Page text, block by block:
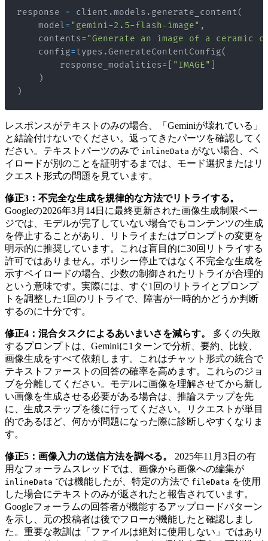
response = client .models . generate_content(
    model
= "gemini-2.5-flash-image" ,
    contents
= "Generate an image of a
    config
=types .GenerateContentConfig(
        response_modalities
= "IMAGE"
)
)
レスポンスがテキストのみの場合、「Geminiが壊れている」
と結論付けないでください。返ってきたパーツを確認してく
ださい。テキストパーツのみで inlineData がない場合、ペ
イロードが別のことを証明するまでは、モード選択またはリ
クエスト形式の問題を見ています。
修正3：不完全な生成を規律的な方法でリトライする。
Googleの2026年3月14日に最終更新された画像生成制限ペー
ジでは、モデルが完了していない場合でもコンテンツの生成
を停止することがあり、リトライまたはプロンプトの変更を
明示的に推奨しています。これは盲目的に30回リトライする
許可ではありません。ポリシー停止ではなく不完全な生成を
示すペイロードの場合、少数の制御されたリトライが合理的
という意味です。実際には、すぐ1回のリトライとプロンプ
トを調整した1回のリトライで、障害が一時的かどうか判断
するのに十分です。
修正4：混合タスクによるあいまいさを減らす。
多くの失敗
するプロンプトは、Geminiに1ターンで分析、要約、比較、
画像生成をすべて依頼します。これはチャット形式の統合で
テキストファーストの回答の確率を高めます。これらのジョ
ブを分離してください。モデルに画像を理解させてから新し
い画像を生成させる必要がある場合は、推論ステップを先
に、生成ステップを後に行ってください。リクエストが単目
的であるほど、何かが問題になった際に診断しやすくなりま
す。
修正5：画像入力の送信方法を調べる。
2025年11月3日の有
用なフォーラムスレッドでは、画像から画像への編集が
inlineData では機能したが、特定の方法で fileData を使用
した場合にテキストのみが返されたと報告されています。
Googleフォーラムの回答者が機能するアップロードパターン
を示し、元の投稿者は後でフローが機能したと確認しまし
た。重要な教訓は「ファイルは絶対に使用しない」ではあり